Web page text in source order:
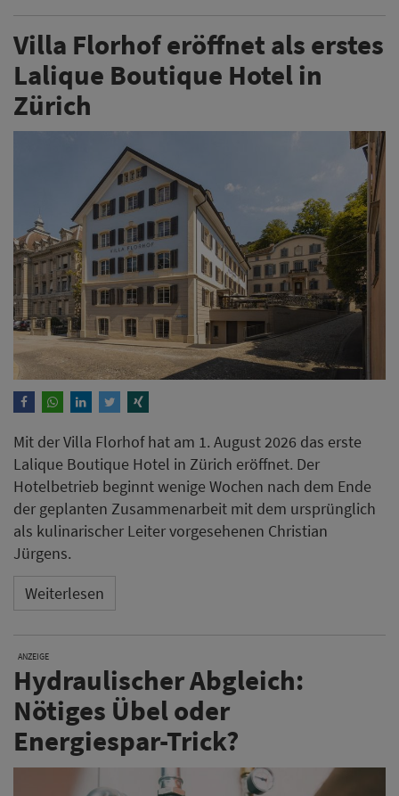
Villa Florhof eröffnet als erstes
Lalique Boutique Hotel in
Zürich
Mit der Villa Florhof hat am 1. August 2026 das erste
Lalique Boutique Hotel in Zürich eröffnet. Der
Hotelbetrieb beginnt wenige Wochen nach dem Ende
der geplanten Zusammenarbeit mit dem ursprünglich
als kulinarischer Leiter vorgesehenen Christian
Jürgens.
Weiterlesen
ANZEIGE
Hydraulischer Abgleich:
Nötiges Übel oder
Energiespar-Trick?